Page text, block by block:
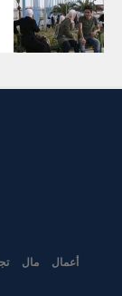
أعمال مال